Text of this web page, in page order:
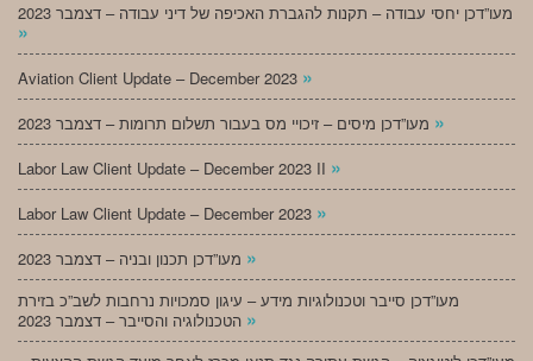
מעו”דכן יחסי עבודה – תקנות להגברת האכיפה של דיני עבודה – דצמבר 2023
»
Aviation Client Update – December 2023 »
»
Labor Law Client Update – December 2023 II »
Labor Law Client Update – December 2023 »
»
מעו”דכן סייבר וטכנולוגיות מידע – עיגון סמכויות נרחבות לשב”כ בזירת
»